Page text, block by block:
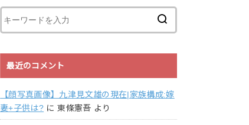
最近のコメント
【顔写真画像】九津見文雄の現在|家族構成:嫁
妻+子供は? に東條憲吾 より